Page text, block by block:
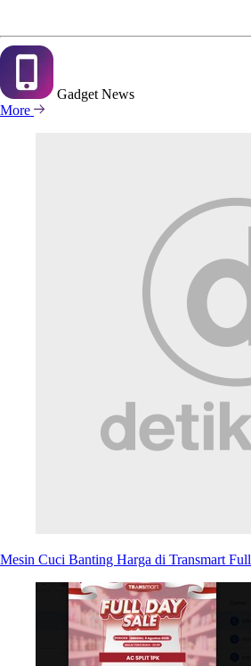
Gadget News
More
Mesin Cuci Banting Harga di Transmart